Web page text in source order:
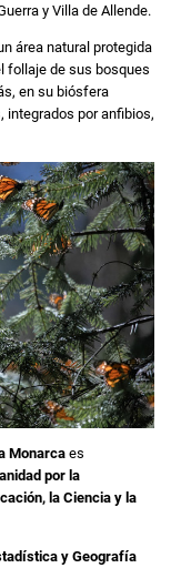
y Villa de Allende.
área natural protegida
follaje de sus bosques
en su biósfera
integrados por anfibios,
Monarca es
por la
la Ciencia y la
y Geografía